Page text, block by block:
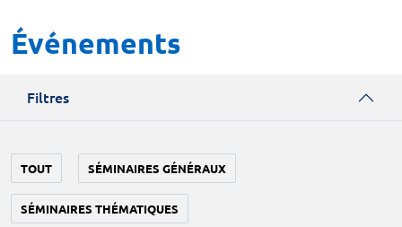
Événements
Filtres
TOUT SÉMINAIRES GÉNÉRAUX
SÉMINAIRES THÉMATIQUES